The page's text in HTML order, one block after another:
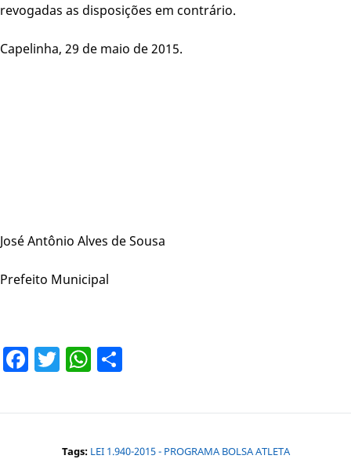
revogadas as disposições em contrário.
Capelinha, 29 de maio de 2015.
José Antônio Alves de Sousa
Prefeito Municipal
Facebook
TwitterWhatsApp
Tags: LEI 1.940-2015 - PROGRAMA BOLSA ATLETA